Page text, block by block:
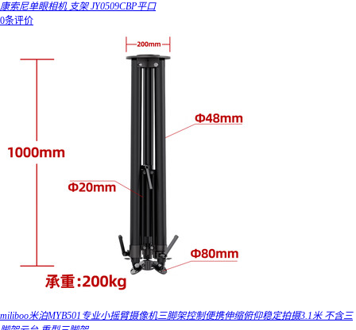
康索尼单眼相机 支架 JY0509CBP平口
0条评价
miliboo米泊MYB501专业小摇臂摄像机三脚架控制便携伸缩俯仰稳定拍摄3.1米 不含三